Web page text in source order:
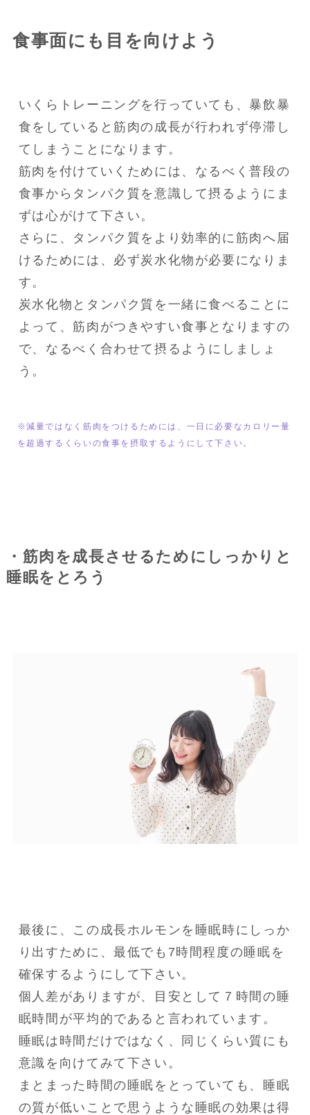
食事面にも目を向けよう
いくらトレーニングを行っていても、暴飲暴
食をしていると筋肉の成長が行われず停滞し
てしまうことになります。
筋肉を付けていくためには、なるべく普段の
食事からタンパク質を意識して摂るようにま
ずは心がけて下さい。
さらに、タンパク質をより効率的に筋肉へ届
けるためには、必ず炭水化物が必要になりま
す。
炭水化物とタンパク質を一緒に食べることに
よって、筋肉がつきやすい食事となりますの
で、なるべく合わせて摂るようにしましょ
う。
※減量ではなく筋肉をつけるためには、一日に必要なカロリー量
を超過するくらいの食事を摂取するようにして下さい。
・筋肉を成長させるためにしっかりと
睡眠をとろう
最後に、この成長ホルモンを睡眠時にしっか
り出すために、最低でも7時間程度の睡眠を
確保するようにして下さい。
個人差がありますが、目安として７時間の睡
眠時間が平均的であると言われています。
睡眠は時間だけではなく、同じくらい質にも
意識を向けてみて下さい。
まとまった時間の睡眠をとっていても、睡眠
の質が低いことで思うような睡眠の効果は得